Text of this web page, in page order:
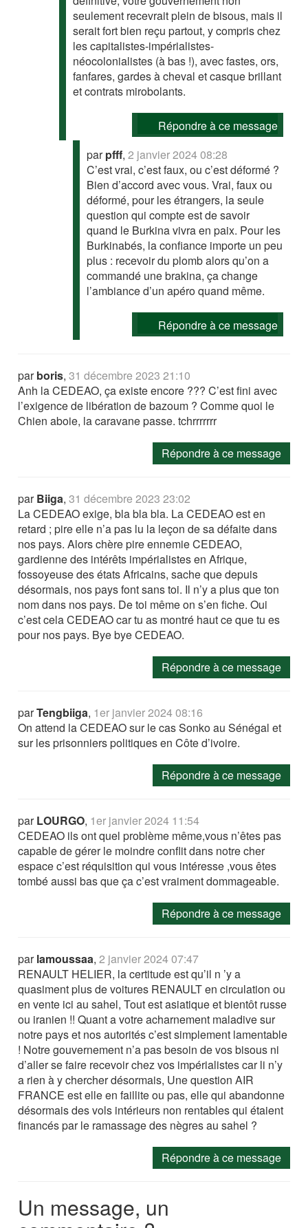
seulement recevrait plein de bisous, mais il
serait fort bien reçu partout, y compris chez
les capitalistes-impérialistes-
néocolonialistes (à bas !), avec fastes, ors,
fanfares, gardes à cheval et casque brillant
et contrats mirobolants.
Répondre à ce message
parpfff,2 janvier 2024 08:28
C’est vrai, c’est faux, ou c’est déformé ?
Bien d’accord avec vous. Vrai, faux ou
déformé, pour les étrangers, la seule
question qui compte est de savoir
quand le Burkina vivra en paix. Pour les
Burkinabés, la confiance importe un peu
plus : recevoir du plomb alors qu’on a
commandé une brakina, ça change
l’ambiance d’un apéro quand même.
Répondre à ce message
parboris,31 décembre 2023 21:10
Anh la CEDEAO, ça existe encore ??? C’est fini avec
l’exigence de libération de bazoum ? Comme quoi le
Chien aboie, la caravane passe. tchrrrrrrr
Répondre à ce message
parBiiga,31 décembre 2023 23:02
La CEDEAO exige, bla bla bla. La CEDEAO est en
retard ; pire elle n’a pas lu la leçon de sa défaite dans
nos pays. Alors chère pire ennemie CEDEAO,
gardienne des intérêts impérialistes en Afrique,
fossoyeuse des états Africains, sache que depuis
désormais, nos pays font sans toi. Il n’y a plus que ton
nom dans nos pays. De toi même on s’en fiche. Oui
c’est cela CEDEAO car tu as montré haut ce que tu es
pour nos pays. Bye bye CEDEAO.
Répondre à ce message
parTengbiiga, 1er janvier 2024 08:16
On attend la CEDEAO sur le cas Sonko au Sénégal et
sur les prisonniers politiques en Côte d’ivoire.
Répondre à ce message
parLOURGO, 1er janvier 2024 11:54
CEDEAO ils ont quel problème même,vous n’êtes pas
capable de gérer le moindre conflit dans notre cher
espace c’est réquisition qui vous intéresse ,vous êtes
tombé aussi bas que ça c’est vraiment dommageable.
Répondre à ce message
parlamoussaa,2 janvier 2024 07:47
RENAULT HELIER, la certitude est qu’il n ’y a
quasiment plus de voitures RENAULT en circulation ou
en vente ici au sahel, Tout est asiatique et bientôt russe
ou iranien !! Quant a votre acharnement maladive sur
notre pays et nos autorités c’est simplement lamentable
! Notre gouvernement n’a pas besoin de vos bisous ni
d’aller se faire recevoir chez vos impérialistes car li n’y
a rien à y chercher désormais, Une question AIR
FRANCE est elle en faillite ou pas, elle qui abandonne
désormais des vols intérieurs non rentables qui étaient
financés par le ramassage des nègres au sahel ?
Répondre à ce message
Un message, un